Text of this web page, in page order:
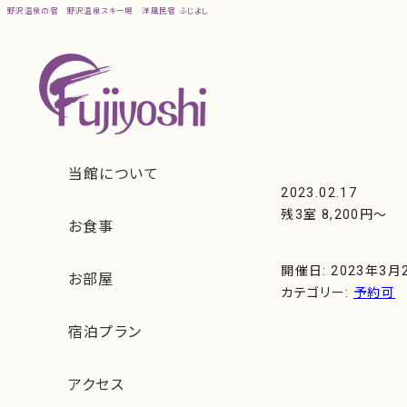
野沢温泉の宿 野沢温泉スキー場 洋風民宿 ふじよし
2023.02.17
残3室 8,200円〜
開催日: 2023年3
カテゴリー: 予約可